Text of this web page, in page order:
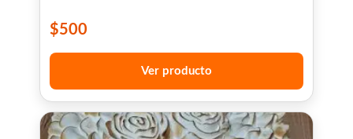
$500
Ver producto